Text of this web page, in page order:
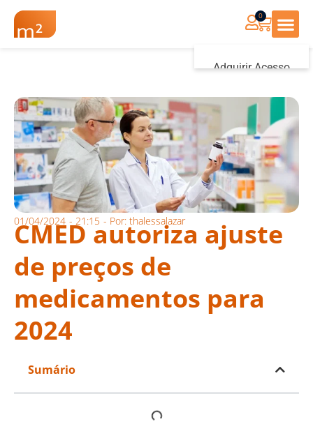
Adquirir Acesso
0
01/04/2024 - 21:15 - Por: thalessalazar
CMED autoriza ajuste
de preços de
medicamentos para
2024
Sumário